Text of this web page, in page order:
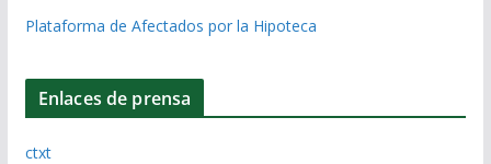
Plataforma de Afectados por la Hipoteca
Enlaces de prensa
ctxt